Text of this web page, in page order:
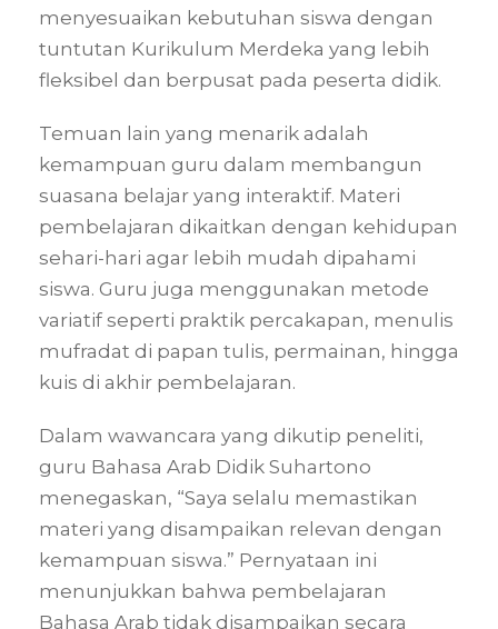
menyesuaikan kebutuhan siswa dengan
tuntutan Kurikulum Merdeka yang lebih
fleksibel dan berpusat pada peserta didik.
Temuan lain yang menarik adalah
kemampuan guru dalam membangun
suasana belajar yang interaktif. Materi
pembelajaran dikaitkan dengan kehidupan
sehari-hari agar lebih mudah dipahami
siswa. Guru juga menggunakan metode
variatif seperti praktik percakapan, menulis
mufradat di papan tulis, permainan, hingga
kuis di akhir pembelajaran.
Dalam wawancara yang dikutip peneliti,
guru Bahasa Arab Didik Suhartono
menegaskan, “Saya selalu memastikan
materi yang disampaikan relevan dengan
kemampuan siswa.” Pernyataan ini
menunjukkan bahwa pembelajaran
Bahasa Arab tidak disampaikan secara